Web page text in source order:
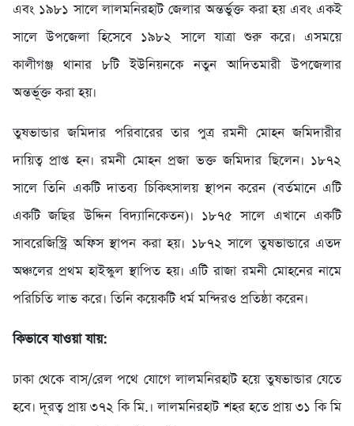
এবং ১৯৮১ সালে লালমনিরহাট জেলার অন্তর্ভুক্ত করা হয় এবং একই
সালে উপজেলা হিসেবে ১৯৮২ সালে যাত্রা শুরু করে। এসময়ে
কালীগঞ্জ থানার ৮টি ইউনিয়নকে নতুন আদিতমারী উপজেলার
অন্তর্ভূক্ত করা হয়।
তুষভান্ডার জমিদার পরিবারের তার পুত্র রমনী মোহন জমিদারীর
দায়িত্ব প্রাপ্ত হন। রমনী মোহন প্রজা ভক্ত জমিদার ছিলেন। ১৮৭২
সালে তিনি একটি দাতব্য চিকিৎসালয় স্থাপন করেন (বর্তমানে এটি
একটি জছির উদ্দিন বিদ্যানিকেতন)। ১৮৭৫ সালে এখানে একটি
সাবরেজিস্ট্রি অফিস স্থাপন করা হয়। ১৮৭২ সালে তুষভান্ডারে এতদ
অঞ্চলের প্রথম হাইস্কুল স্থাপিত হয়। এটি রাজা রমনী মোহনের নামে
পরিচিতি লাভ করে। তিনি কয়েকটি ধর্ম মন্দিরও প্রতিষ্ঠা করেন।
কিভাবে যাওয়া যায়:
ঢাকা থেকে বাস/রেল পথে যোগে লালমনিরহাট হয়ে তুষভান্ডার যেতে
হবে। দূরত্ব প্রায় ৩৭২ কি মি.। লালমনিরহাট শহর হতে প্রায় ৩১ কি মি